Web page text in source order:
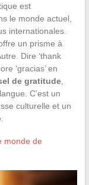
est
le monde actuel,
internationales.
un prisme à
Dire ‘thank
‘gracias’ en
de gratitude,
C’est un
culturelle et un
monde de